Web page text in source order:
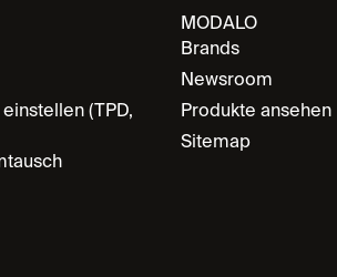
MODALO
Brands
Newsroom
Produkte ansehen
Sitemap
(TPD,